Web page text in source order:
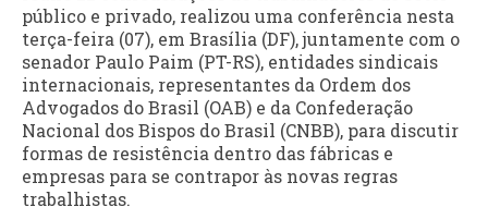
público e privado, realizou uma conferência nesta
terça-feira (07), em Brasília (DF), juntamente com o
senador Paulo Paim (PT-RS), entidades sindicais
internacionais, representantes da Ordem dos
Advogados do Brasil (OAB) e da Confederação
Nacional dos Bispos do Brasil (CNBB), para discutir
formas de resistência dentro das fábricas e
empresas para se contrapor às novas regras
trabalhistas.